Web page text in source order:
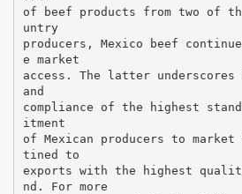
of beef products from two of
untry
producers, Mexico beef
e market
access. The latter underscores
and
compliance of the highest
itment
of Mexican producers to
tined to
exports with the highest
nd. For more